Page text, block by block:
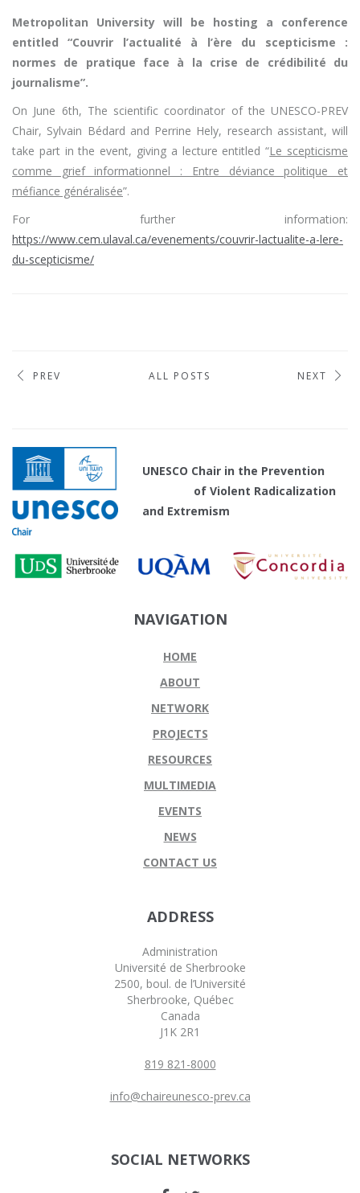
Metropolitan University will be hosting a conference
entitled “Couvrir l’actualité à l’ère du scepticisme :
normes de pratique face à la crise de crédibilité du
journalisme”.
On June 6th, The scientific coordinator of the UNESCO-PREV
Chair, Sylvain Bédard and Perrine Hely, research assistant, will
take part in the event, giving a lecture entitled “Le scepticisme
comme grief informationnel : Entre déviance politique et
méfiance généralisée”.
For further information:
https://www.cem.ulaval.ca/evenements/couvrir-lactualite-a-lere-
du-scepticisme/
PREV ALL POSTS NEXT
UNESCO Chair in the Prevention
of Violent Radicalization
and Extremism
NAVIGATION
HOME
ABOUT
NETWORK
PROJECTS
RESOURCES
MULTIMEDIA
EVENTS
NEWS
CONTACT US
ADDRESS
Administration
Université de Sherbrooke
2500, boul. de l’Université
Sherbrooke, Québec
Canada
J1K 2R1
819 821-8000
info@chaireunesco-prev.ca
SOCIAL NETWORKS